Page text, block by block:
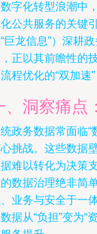
字化转型浪潮中
公共服务的关键
巨龙信息”）深耕
正以其前瞻性的
程优化的“双加速
、洞察痛点
政务数据常面临“
挑战。这些数据
难以转化为决策
数据治理绝非简
业务与安全于一
据从“负担”变为“